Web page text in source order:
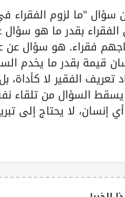
سؤال "ما لزوم الفقراء
الفقراء بقدر ما هو سؤال
فقراء. هو سؤال عن
قيمة بقدر ما يخدم
تعريف الفقير لا كأداة،
السؤال من تلقاء
إنسان، لا يحتاج إلى